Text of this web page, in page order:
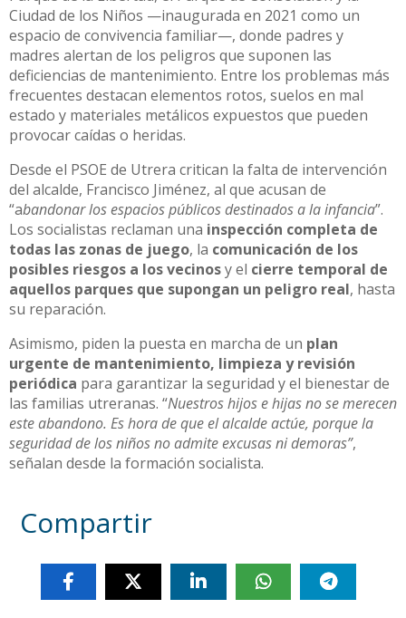
Ciudad de los Niños —inaugurada en 2021 como un
espacio de convivencia familiar—, donde padres y
madres alertan de los peligros que suponen las
deficiencias de mantenimiento. Entre los problemas más
frecuentes destacan elementos rotos, suelos en mal
estado y materiales metálicos expuestos que pueden
provocar caídas o heridas.
Desde el PSOE de Utrera critican la falta de intervención
del alcalde, Francisco Jiménez, al que acusan de
“abandonar los espacios públicos destinados a la infancia”.
Los socialistas reclaman una inspección completa de
todas las zonas de juego, la comunicación de los
posibles riesgos a los vecinosy el cierre temporal de
aquellos parques que supongan un peligro real, hasta
su reparación.
Asimismo, piden la puesta en marcha de un plan
urgente de mantenimiento, limpieza y revisión
periódica para garantizar la seguridad y el bienestar de
las familias utreranas. “Nuestros hijos e hijas no se merecen
este abandono. Es hora de que el alcalde actúe, porque la
seguridad de los niños no admite excusas ni demoras”,
señalan desde la formación socialista.
Compartir